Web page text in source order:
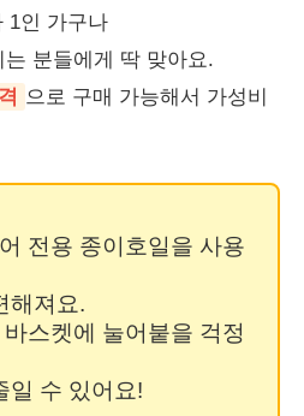
1인 가구나
분들에게 딱 맞아요.
으로 구매 가능해서 가성비
전용 종이호일을 사용
해져요.
스켓에 눌어붙을 걱정
일 수 있어요!